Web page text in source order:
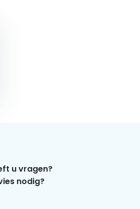
u vragen?
nodig?